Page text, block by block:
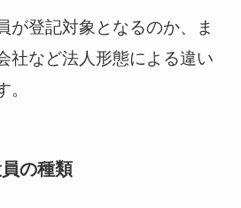
が登記対象となるのか、ま
社など法人形態による違い
の種類